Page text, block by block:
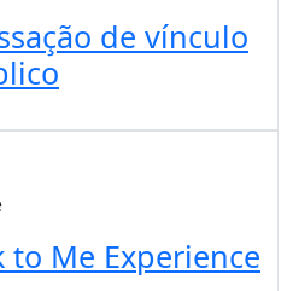
de vínculo
to Me Experience